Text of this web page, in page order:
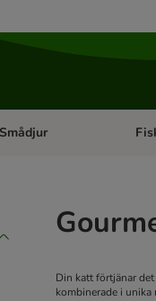
category menu: Katt
Smådjur
Din katt förtjänar
kombinerade i